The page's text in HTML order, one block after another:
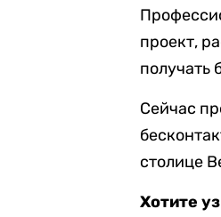
проект,
получать
Сейчас
столице
Хотите